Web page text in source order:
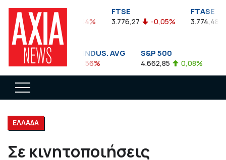
FTSEA
899,47 -0,04%
FTSE
3.776,27 -0,05%
FTASE
3.774,48
DOW JONES INDUS. AVG
35.911,81 -0,56%
S&P 500
4.662,85 0,08%
ΕΛΛΑΔΑ
Σε κινητοποιήσεις